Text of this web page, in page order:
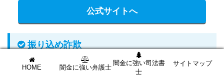
公式サイトへ
振り込め詐欺
相変わらず多い手口が「振り込め詐欺」
HOME 闇金に強い弁護士
闇金に強い司法書
士
サイトマップ